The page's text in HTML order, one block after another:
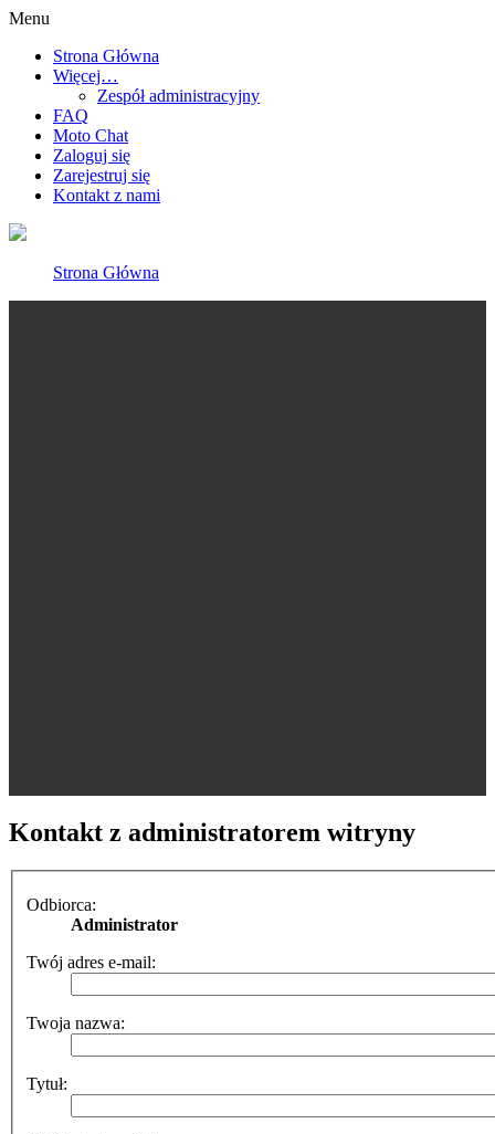
Menu
Strona Główna
Więcej…
Zespół administracyjny
FAQ
Moto Chat
Zaloguj się
Zarejestruj się
Kontakt z nami
Strona Główna
Kontakt z administratorem witryny
Odbiorca:
Administrator
Twój adres e-mail:
Twoja nazwa:
Tytuł: